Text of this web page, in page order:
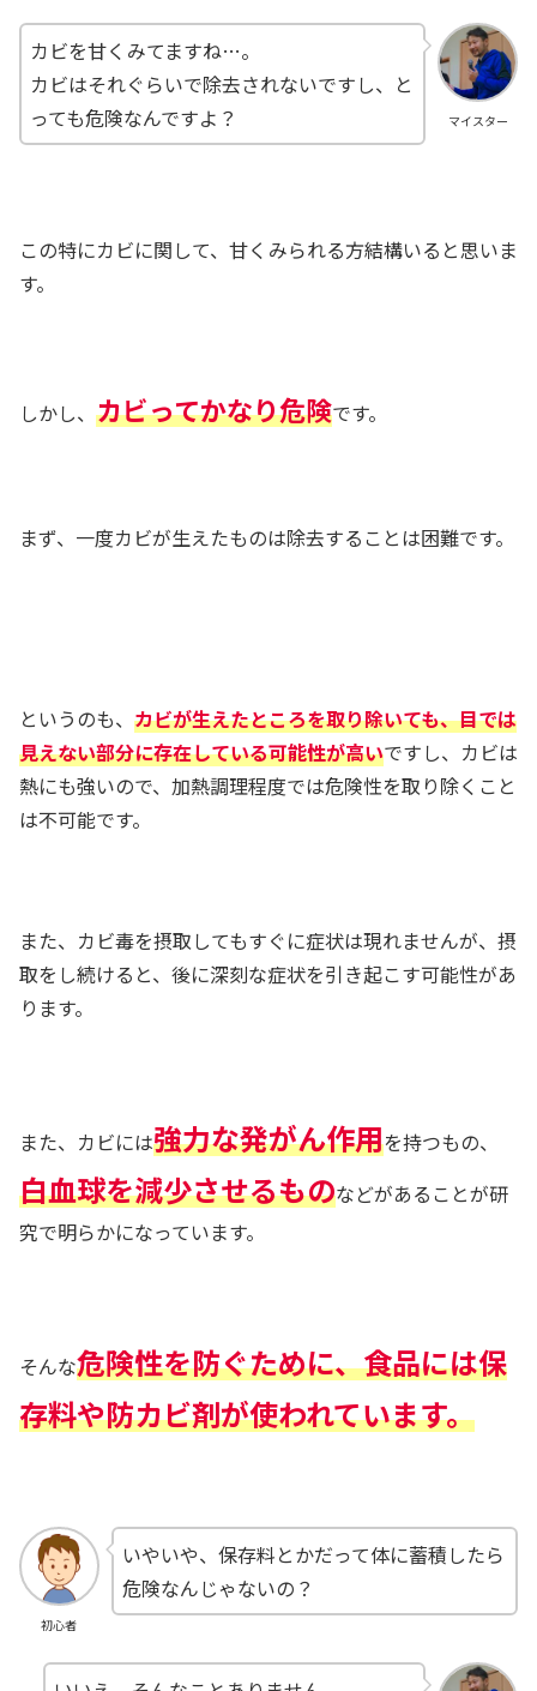
マイスター
カビを甘くみてますね…。
カビはそれぐらいで除去されないですし、と
っても危険なんですよ？
この特にカビに関して、甘くみられる方結構いると思いま
す。
しかし、 カビってかなり危険です。
まず、一度カビが生えたものは除去することは困難です。
というのも、 カビが生えたところを取り除いても、目では
見えない部分に存在している可能性が高いですし、カビは
熱にも強いので、加熱調理程度では危険性を取り除くこと
は不可能です。
また、カビ毒を摂取してもすぐに症状は現れませんが、摂
取をし続けると、後に深刻な症状を引き起こす可能性があ
ります。
また、カビには強力な発がん作用を持つもの、
白血球を減少させるものなどがあることが研
究で明らかになっています。
そんな危険性を防ぐために、食品には保
存料や防カビ剤が使われています。
初心者
いやいや、保存料とかだって体に蓄積したら
危険なんじゃないの？